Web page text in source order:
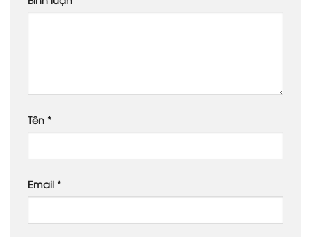
Tên *
Email *